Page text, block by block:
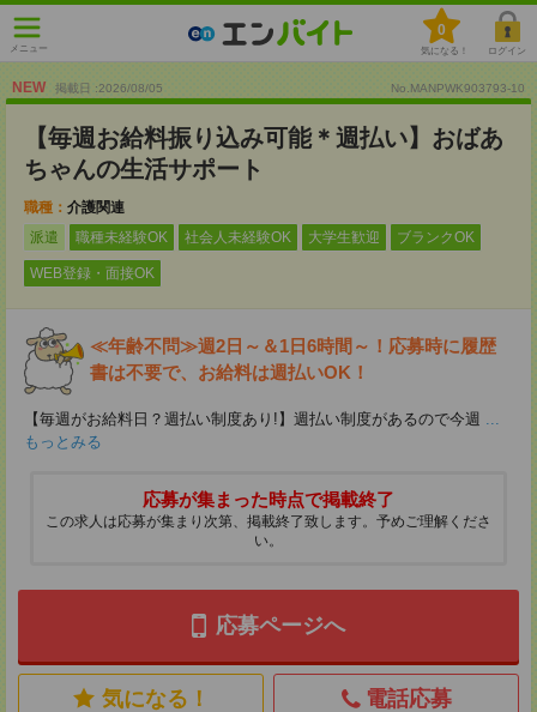
メニュー
0
気になる！ ログイン
NEW 掲載日 :2026/08/05 No.MANPWK903793-10
【毎週お給料振り込み可能＊週払い】おばあ
ちゃんの生活サポート
職種： 介護関連
派遣
職種未経験OK 社会人未経験OK 大学生歓迎 ブランクOK
WEB登録・面接OK
≪年齢不問≫週2日～＆1日6時間～！応募時に履歴
書は不要で、お給料は週払いOK！
【毎週がお給料日？週払い制度あり!】週払い制度があるので今週 ...
もっとみる
応募が集まった時点で掲載終了
この求人は応募が集まり次第、掲載終了致します。予めご理解くださ
い。
応募ページへ
気になる！ 電話応募